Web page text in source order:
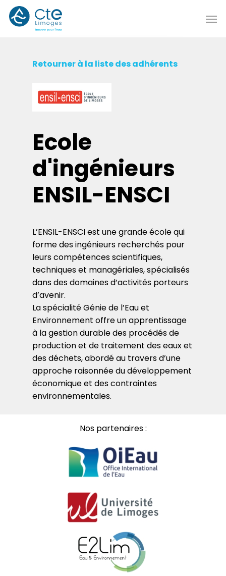
Passer
Retourner à la liste des adhérents
Ecole
d'ingénieurs
ENSIL-ENSCI
L’ENSIL-ENSCI est une grande école qui
forme des ingénieurs recherchés pour
leurs compétences scientifiques,
techniques et managériales, spécialisés
dans des domaines d’activités porteurs
d’avenir.
La spécialité Génie de l’Eau et
Environnement offre un apprentissage
à la gestion durable des procédés de
production et de traitement des eaux et
des déchets, abordé au travers d’une
approche raisonnée du développement
économique et des contraintes
environnementales.
Nos partenaires :